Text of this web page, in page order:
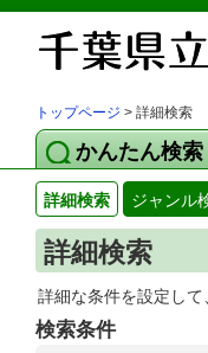
トップページ > 詳細検索
かんたん検索
詳細検索 ジャンル
詳細検索
詳細な条件を設定して
検索条件